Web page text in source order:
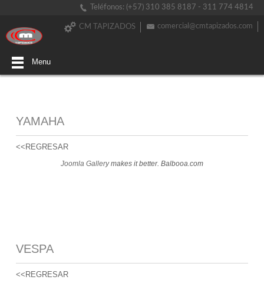
Teléfonos: (+57) 310 385 8187 - 311 774 4814
comercial@cmtapizados.com
CM TAPIZADOS
Menu
YAMAHA
<<REGRESAR
Joomla Gallerymakes it better. Balbooa.com
VESPA
<<REGRESAR